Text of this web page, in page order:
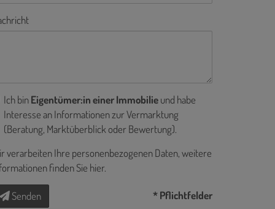
Ich binEigentümer:in einer Immobilieund habe
Interesse an Informationen zur Vermarktung
(Beratung, Marktüberblick oder Bewertung).
verarbeiten Ihre personenbezogenen Daten, weitere
finden Sie hier.
Senden * Pflichtfelder